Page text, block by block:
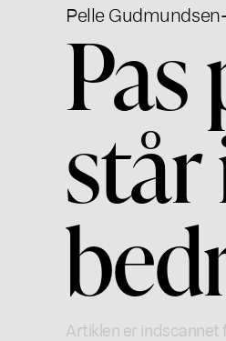
Pelle
Pas
står
Artiklen er